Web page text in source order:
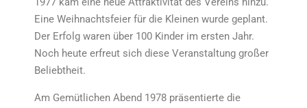
Eine Weihnachtsfeier für die Kleinen wurde geplant.
Der Erfolg waren über 100 Kinder im ersten Jahr.
Noch heute erfreut sich diese Veranstaltung großer
Beliebtheit.
Am Gemütlichen Abend 1978 präsentierte die